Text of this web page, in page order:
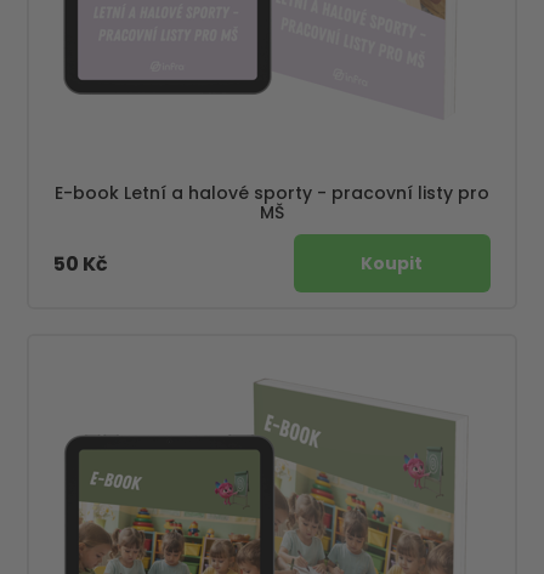
E-book Letní a halové sporty - pracovní listy pro
MŠ
50 Kč